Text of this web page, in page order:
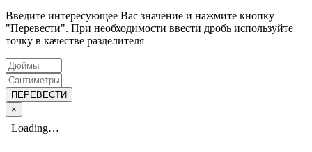
Введите интересующее Вас значение и нажмите кнопку
"Перевести". При необходимости ввести дробь используйте
точку в качестве разделителя
×